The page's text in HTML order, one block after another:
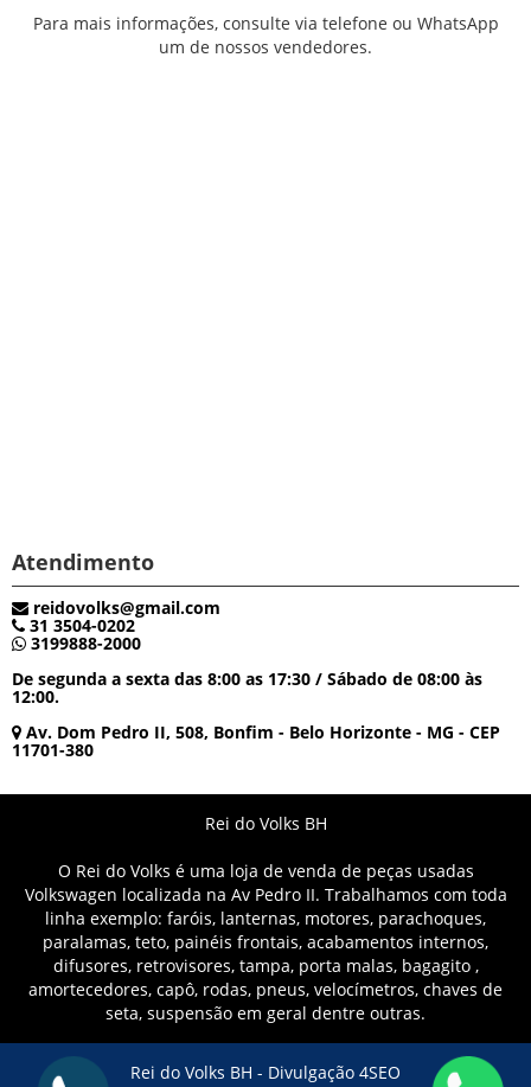
Para mais informações, consulte via telefone ou WhatsApp
um de nossos vendedores.
Atendimento
reidovolks@gmail.com
31 3504-0202
3199888-2000
De segunda a sexta das 8:00 as 17:30 / Sábado de 08:00 às
12:00.
Av. Dom Pedro II, 508, Bonfim - Belo Horizonte - MG - CEP
11701-380
Rei do Volks BH
O Rei do Volks é uma loja de venda de peças usadas
Volkswagen localizada na Av Pedro II. Trabalhamos com toda
linha exemplo: faróis, lanternas, motores, parachoques,
paralamas, teto, painéis frontais, acabamentos internos,
difusores, retrovisores, tampa, porta malas, bagagito ,
amortecedores, capô, rodas, pneus, velocímetros, chaves de
seta, suspensão em geral dentre outras.
Rei do Volks BH - Divulgação 4SEO